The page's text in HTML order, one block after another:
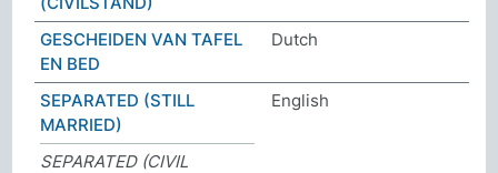
GESCHEIDEN VAN TAFEL
EN BED
Dutch
SEPARATED (STILL
MARRIED)
English
SEPARATED (CIVIL